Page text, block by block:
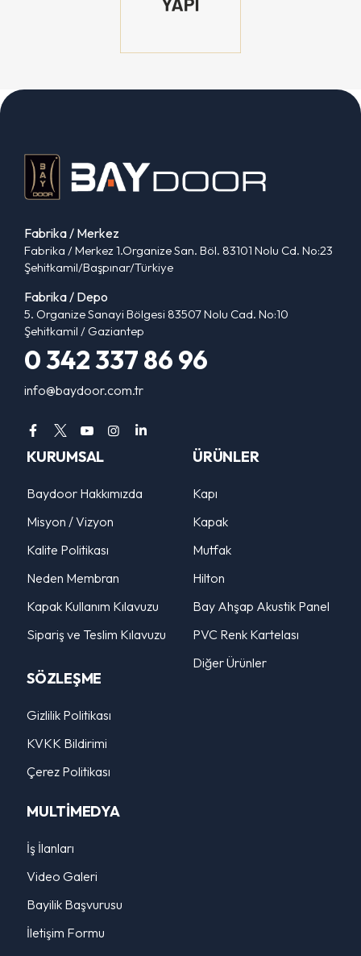
Fabrika / Merkez
Fabrika / Merkez 1.Organize San. Böl. 83101 Nolu Cd. No:23
Şehitkamil/Başpınar/Türkiye
Fabrika / Depo
5. Organize Sanayi Bölgesi 83507 Nolu Cad. No:10
Şehitkamil / Gaziantep
0 342 337 86 96
info@baydoor.com.tr
KURUMSAL
Baydoor Hakkımızda
Misyon / Vizyon
Kalite Politikası
Neden Membran
Kapak Kullanım Kılavuzu
Sipariş ve Teslim Kılavuzu
SÖZLEŞME
Gizlilik Politikası
KVKK Bildirimi
Çerez Politikası
ÜRÜNLER
Kapı
Kapak
Mutfak
Hilton
Bay Ahşap Akustik Panel
PVC Renk Kartelası
Diğer Ürünler
MULTİMEDYA
İş İlanları
Video Galeri
Bayilik Başvurusu
İletişim Formu